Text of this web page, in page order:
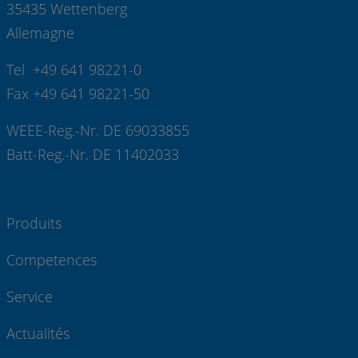
35435 Wettenberg
Allemagne
Tel +49 641 98221-0
Fax +49 641 98221-50
WEEE-Reg.-Nr. DE 69033855
Batt-Reg.-Nr. DE 11402033
Produits
Competences
Service
Actualités